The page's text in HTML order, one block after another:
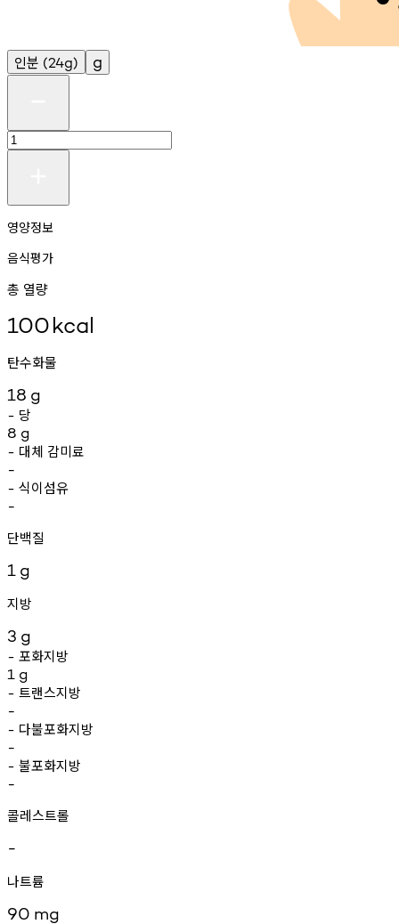
인분 (24g) g
영양정보
음식평가
총 열량
100kcal
탄수화물
18 g
- 당
8 g
- 대체 감미료
-
- 식이섬유
-
단백질
1 g
지방
3 g
- 포화지방
1 g
- 트랜스지방
-
- 다불포화지방
-
- 불포화지방
-
콜레스트롤
-
나트륨
90 mg